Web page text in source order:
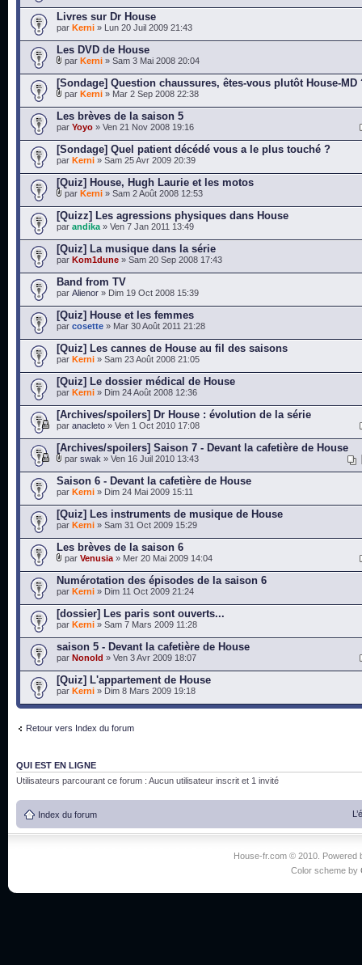
Livres sur Dr House
par Kerni » Lun 20 Juil 2009 21:43
Les DVD de House
par Kerni » Sam 3 Mai 2008 20:04
[Sondage] Question chaussures, êtes-vous plutôt House-MD
par Kerni » Mar 2 Sep 2008 22:38
Les brèves de la saison 5
par Yoyo » Ven 21 Nov 2008 19:16
[Sondage] Quel patient décédé vous a le plus touché ?
par Kerni » Sam 25 Avr 2009 20:39
[Quiz] House, Hugh Laurie et les motos
par Kerni » Sam 2 Août 2008 12:53
[Quizz] Les agressions physiques dans House
par andika » Ven 7 Jan 2011 13:49
[Quiz] La musique dans la série
par Kom1dune » Sam 20 Sep 2008 17:43
Band from TV
par Alienor » Dim 19 Oct 2008 15:39
[Quiz] House et les femmes
par cosette » Mar 30 Août 2011 21:28
[Quiz] Les cannes de House au fil des saisons
par Kerni » Sam 23 Août 2008 21:05
[Quiz] Le dossier médical de House
par Kerni » Dim 24 Août 2008 12:36
[Archives/spoilers] Dr House : évolution de la série
par anacleto » Ven 1 Oct 2010 17:08
[Archives/spoilers] Saison 7 - Devant la cafetière de House
par swak » Ven 16 Juil 2010 13:43
Saison 6 - Devant la cafetière de House
par Kerni » Dim 24 Mai 2009 15:11
[Quiz] Les instruments de musique de House
par Kerni » Sam 31 Oct 2009 15:29
Les brèves de la saison 6
par Venusia » Mer 20 Mai 2009 14:04
Numérotation des épisodes de la saison 6
par Kerni » Dim 11 Oct 2009 21:24
[dossier] Les paris sont ouverts...
par Kerni » Sam 7 Mars 2009 11:28
saison 5 - Devant la cafetière de House
par Nonold » Ven 3 Avr 2009 18:07
[Quiz] L'appartement de House
par Kerni » Dim 8 Mars 2009 19:18
Retour vers Index du forum
QUI EST EN LIGNE
Utilisateurs parcourant ce forum : Aucun utilisateur inscrit et 1 invité
Index du forum
House-fr.com © 2010. Powered
Color scheme by